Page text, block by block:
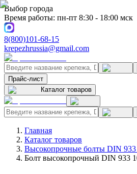
Выбор города
Время работы: пн-пт 8:30 - 18:00 мск
8(800)101-68-15
krepezhrussia@gmail.com
Прайс-лист
Каталог товаров
Главная
Каталог товаров
Высокопрочные болты DIN
Болт высокопрочный DIN 933